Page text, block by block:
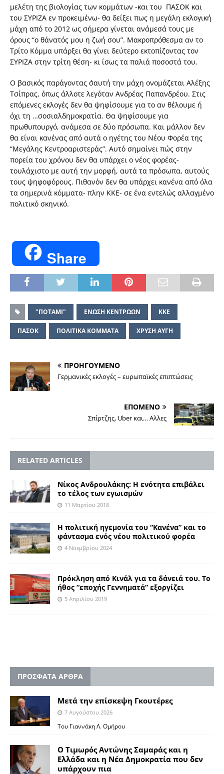
μελέτη της βιολογίας των κομμάτων -και του ΠΑΣΟΚ και
του ΣΥΡΙΖΑ εν προκειμένω- θα δείξει πως η μεγάλη εκλογική
μάχη από το 2012 ως σήμερα γίνεται ανάμεσά τους με
όρους “ο θάνατός μου η ζωή σου”. Μακροπρόθεσμα αν το
Τρίτο Κόμμα υπάρξει θα γίνει δεύτερο εκτοπίζοντας τον
ΣΥΡΙΖΑ στην τρίτη θέση- κι ίσως τα παλιά ποσοστά του.
Ο βασικός παράγοντας σ΄αυτή την μάχη ονομάζεται Αλέξης
Τσίπρας, όπως άλλοτε λεγόταν Ανδρέας Παπανδρέου. Στις
επόμενες εκλογές δεν θα ψηφίσουμε για το αν θέλουμε ή
όχι τη …σοσιαλδημοκρατία. Θα ψηφίσουμε για
πρωθυπουργό, ανάμεσα σε δύο πρόσωπα. Και μάλλον δεν
θα είναι κανένας από αυτά ο ηγέτης του Νέου Φορέα της
“Μεγάλης Κεντροαριστεράς”. Αυτό σημαίνει πώς στην
πορεία του χρόνου δεν θα υπάρχει ο νέος φορέας-
τουλάχιστο με αυτή την μορφή, αυτά τα πρόσωπα, αυτούς
τους ψηφοφόρους. Πιθανόν δεν θα υπάρχει κανένα από όλα
τα σημερινά κόμματα- πλην ΚΚΕ- σε ένα εντελώς αλλαγμένο
πολιτικό σκηνικό.
Share
"ΠΟΤΑΜΙ" ΕΝΩΣΗ ΚΕΝΤΡΩΩΝ ΚΚΕ
ΠΑΣΟΚ ΠΟΛΙΤΙΚΑ ΚΟΜΜΑΤΑ ΧΡΥΣΗ ΑΥΓΗ
ΠΡΟΗΓΟΥΜΕΝΟ
Γερμανικές εκλογές – ευρωπαϊκές επιπτώσεις
ΕΠΟΜΕΝΟ
Σπίρτζης, Uber και… Αλλες
RELATED ARTICLES
Νίκος Ανδρουλάκης: Η ενότητα επιβάλει
το τέλος των εγωισμών
11 Μαρτίου 2018
Η πολιτική ηγεμονία του “Κανένα” και το
φάντασμα ενός νέου πολιτικού φορέα
4 Νοεμβρίου 2024
Πρόκληση από Κινάλ για τα δάνειά του. Το
ήθος “εποχής Γεννηματά” εξοργίζει
5 Απριλίου 2019
ΠΡΟΣΦΑΤΑ ΑΡΘΡΑ
Μετά την επίσκεψη Γκουτέρες
7 Αυγούστου 2026
Του Γιαννάκη Λ. Ομήρου
Ο Τιμωρός Αντώνης Σαμαράς και η
Ελλάδα και η Νέα Δημοκρατία που δεν
υπάρχουν πια